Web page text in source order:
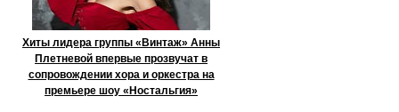
Хиты лидера группы «Винтаж» Анны
Плетневой впервые прозвучат в
сопровождении хора и оркестра на
премьере шоу «Ностальгия»